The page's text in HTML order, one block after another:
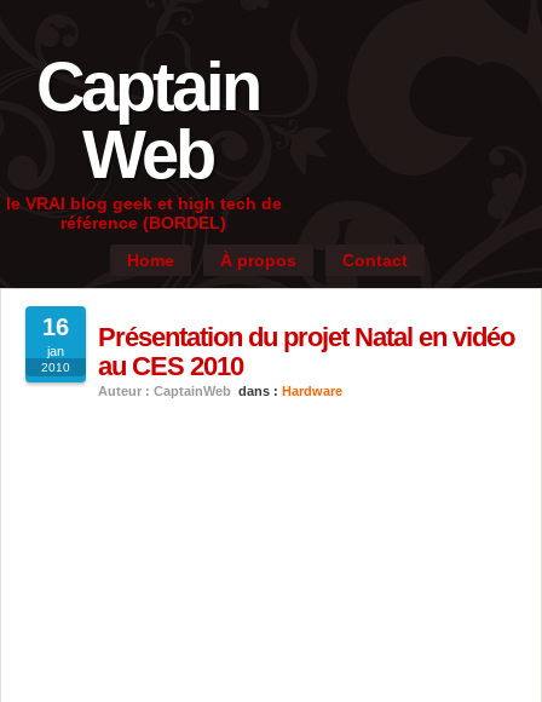
Captain
Web
le VRAI blog geek et high tech de
référence (BORDEL)
Home
À propos Contact
16
jan
2010
Présentation du projet Natal en vidéo
au CES 2010
Auteur : CaptainWeb dans : Hardware